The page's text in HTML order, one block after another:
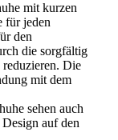
mit kurzen
für jeden
den
die sorgfältig
reduzieren. Die
mit dem
sehen auch
auf den